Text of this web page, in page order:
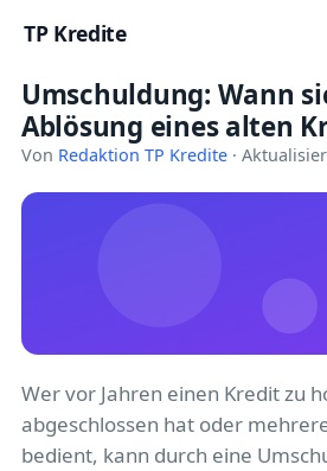
TP Kredite
Startseite
Kredite
Ratgeber
Versicherung
Umschuldung: Wann
Ablösung eines alten
Von Redaktion TP Kredite ·
Wer vor Jahren einen Kredit zu
abgeschlossen hat oder
bedient, kann durch eine